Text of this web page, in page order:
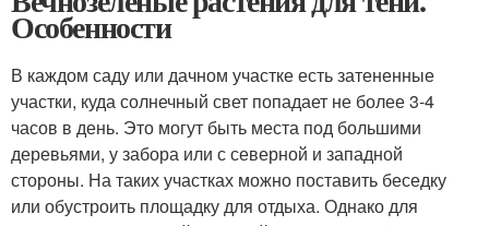
Особенности
В каждом саду или дачном участке есть затененные
участки, куда солнечный свет попадает не более 3-4
часов в день. Это могут быть места под большими
деревьями, у забора или с северной и западной
стороны. На таких участках можно поставить беседку
или обустроить площадку для отдыха. Однако для